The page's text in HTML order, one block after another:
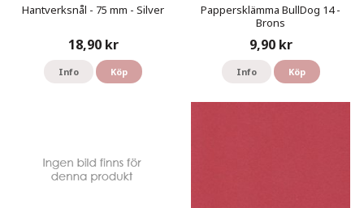
Hantverksnål - 75 mm - Silver
18,90 kr
Info Köp
Pappersklämma BullDog 14 -
Brons
9,90 kr
Info Köp